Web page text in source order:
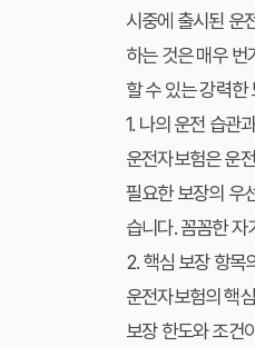
시중에 출시된 운
하는 것은 매우
할 수 있는 강력
1. 나의 운전 습관
운전자보험은 운
필요한 보장의 우
습니다. 꼼꼼한
2. 핵심 보장 항목
운전자보험의 핵
보장 한도와 조건